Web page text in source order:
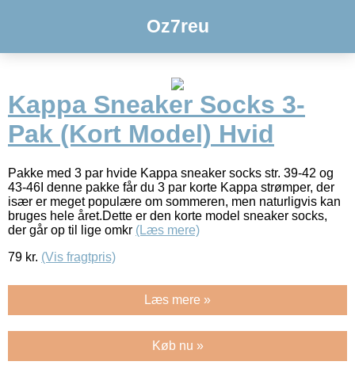
Oz7reu
Kappa Sneaker Socks 3-
Pak (Kort Model) Hvid
Pakke med 3 par hvide Kappa sneaker socks str. 39-42 og
43-46I denne pakke får du 3 par korte Kappa strømper, der
især er meget populære om sommeren, men naturligvis kan
bruges hele året.Dette er den korte model sneaker socks,
der går op til lige omkr (Læs mere)
79 kr. (Vis fragtpris)
Læs mere »
Køb nu »